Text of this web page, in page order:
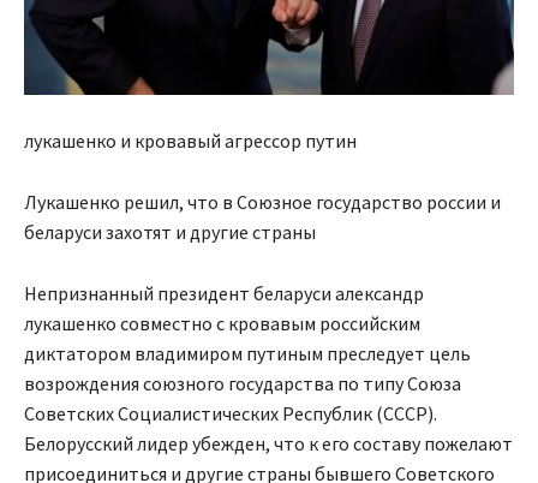
лукашенко и кровавый агрессор путин
Лукашенко решил, что в Союзное государство россии и
беларуси захотят и другие страны
Непризнанный президент беларуси александр
лукашенко совместно с кровавым российским
диктатором владимиром путиным преследует цель
возрождения союзного государства по типу Союза
Советских Социалистических Республик (СССР).
Белорусский лидер убежден, что к его составу пожелают
присоединиться и другие страны бывшего Советского